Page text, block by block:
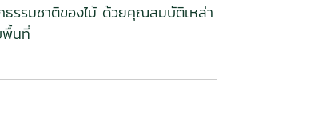
ธรรมชาติของไม้ ด้วยคุณสมบัติเหล่า
พื้นที่